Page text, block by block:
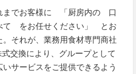
までお客様に 「厨房内の 口
て をお任せください」 とお
それが、業務用食材専門商社
交換により、グループとして
サービスをご提供できるよう